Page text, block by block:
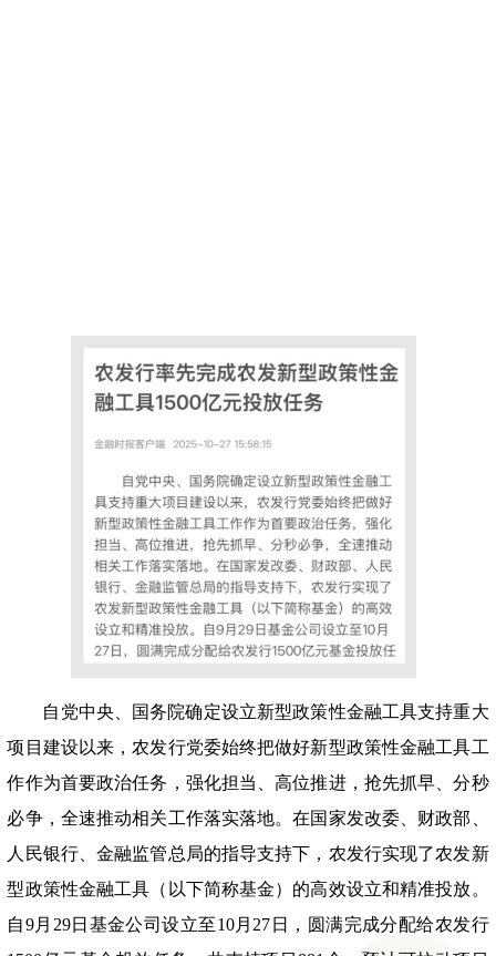
自党中央、国务院确定设立新型政策性金融工具支持重大
项目建设以来，农发行党委始终把做好新型政策性金融工具工
作作为首要政治任务，强化担当、高位推进，抢先抓早、分秒
必争，全速推动相关工作落实落地。在国家发改委、财政部、
人民银行、金融监管总局的指导支持下，农发行实现了农发新
型政策性金融工具（以下简称基金）的高效设立和精准投放。
自9月29日基金公司设立至10月27日，圆满完成分配给农发行